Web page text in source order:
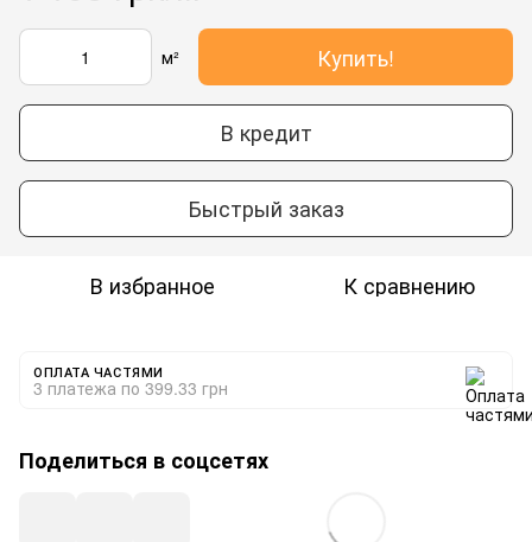
м² Купить!
В кредит
Быстрый заказ
В избранное К сравнению
ОПЛАТА ЧАСТЯМИ
3 платежа по 399.33 грн
Поделиться в соцсетях